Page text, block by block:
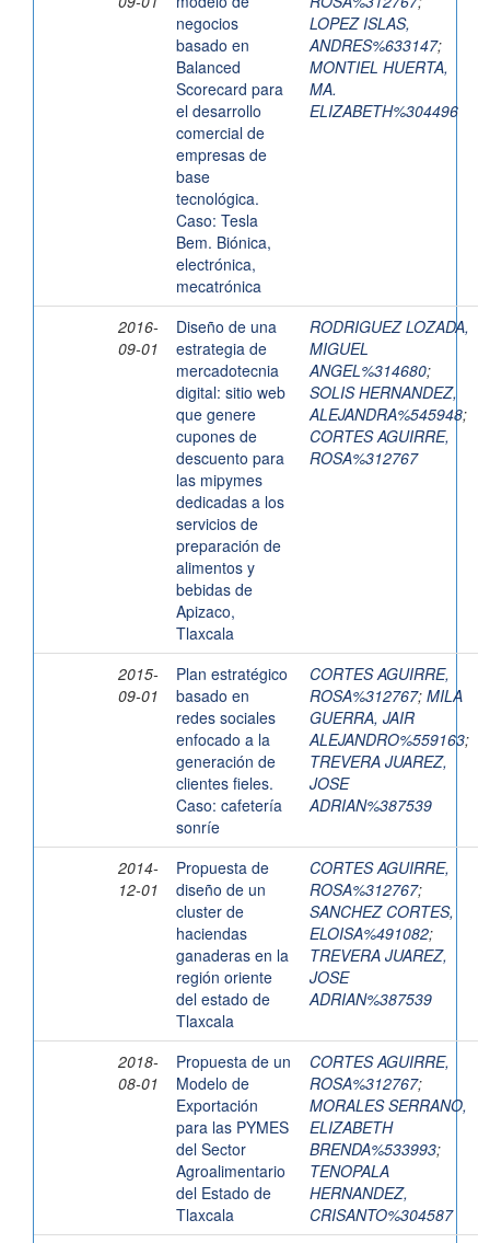
negocios
basado en
Balanced
Scorecard para
el desarrollo
comercial de
empresas de
base
tecnológica.
Caso: Tesla
Bem. Biónica,
electrónica,
mecatrónica
LOPEZ ISLAS,
ANDRES%633147;
MONTIEL HUERTA,
MA.
ELIZABETH%304496
2016-
09-01
Diseño de una
estrategia de
mercadotecnia
digital: sitio web
que genere
cupones de
descuento para
las mipymes
dedicadas a los
servicios de
preparación de
alimentos y
bebidas de
Apizaco,
Tlaxcala
RODRIGUEZ LOZADA,
MIGUEL
ANGEL%314680;
SOLIS HERNANDEZ,
ALEJANDRA%545948;
CORTES AGUIRRE,
ROSA%312767
2015-
09-01
Plan estratégico
basado en
redes sociales
enfocado a la
generación de
clientes fieles.
Caso: cafetería
sonríe
CORTES AGUIRRE,
ROSA%312767; MILA
GUERRA, JAIR
ALEJANDRO%559163;
TREVERA JUAREZ,
JOSE
ADRIAN%387539
2014-
12-01
Propuesta de
diseño de un
cluster de
haciendas
ganaderas en la
región oriente
del estado de
Tlaxcala
CORTES AGUIRRE,
ROSA%312767;
SANCHEZ CORTES,
ELOISA%491082;
TREVERA JUAREZ,
JOSE
ADRIAN%387539
2018-
08-01
Propuesta de un
Modelo de
Exportación
para las PYMES
del Sector
Agroalimentario
del Estado de
Tlaxcala
CORTES AGUIRRE,
ROSA%312767;
MORALES SERRANO,
ELIZABETH
BRENDA%533993;
TENOPALA
HERNANDEZ,
CRISANTO%304587